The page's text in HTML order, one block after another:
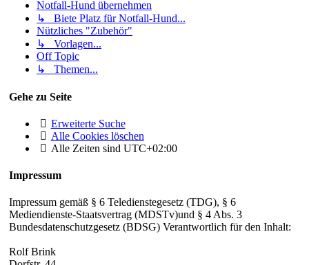
Notfall-Hund übernehmen
↳ Biete Platz für Notfall-Hund...
Nützliches "Zubehör"
↳ Vorlagen...
Off Topic
↳ Themen...
Gehe zu Seite
Erweiterte Suche
Alle Cookies löschen
Alle Zeiten sind UTC+02:00
Impressum
Impressum gemäß § 6 Teledienstegesetz (TDG), § 6
Mediendienste-Staatsvertrag (MDSTv)und § 4 Abs. 3
Bundesdatenschutzgesetz (BDSG) Verantwortlich für den Inhalt:
Rolf Brink